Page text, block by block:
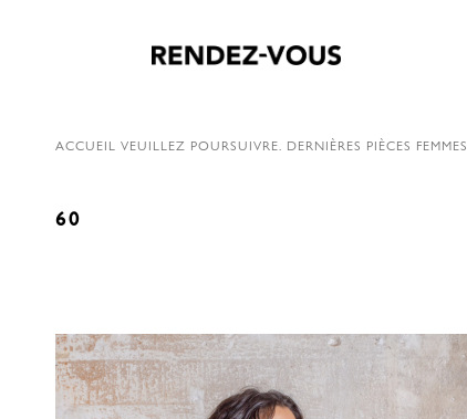
ACCUEIL VEUILLEZ POURSUIVRE. DERNIÈRES PIÈCES FEMMES
60